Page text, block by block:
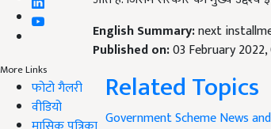
More Links
फोटो गैलरी
वीडियो
English Summary:
next
Published on:03 February
Related Topics
Government Scheme News and
ई-श्रम पोर्टलE-Shram Portal